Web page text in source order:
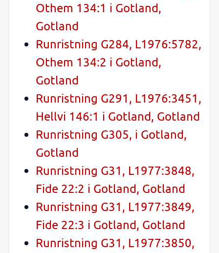
Othem 134:1 i Gotland,
Gotland
Runristning G284, L1976:5782,
Othem 134:2 i Gotland,
Gotland
Runristning G291, L1976:3451,
Hellvi 146:1 i Gotland, Gotland
Runristning G305, i Gotland,
Gotland
Runristning G31, L1977:3848,
Fide 22:2 i Gotland, Gotland
Runristning G31, L1977:3849,
Fide 22:3 i Gotland, Gotland
Runristning G31, L1977:3850,